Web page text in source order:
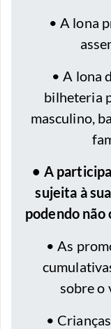
• A lona
• A lona
bilheteria
masculino,
• A
sujeita à
podendo não
• As
sobre o
•